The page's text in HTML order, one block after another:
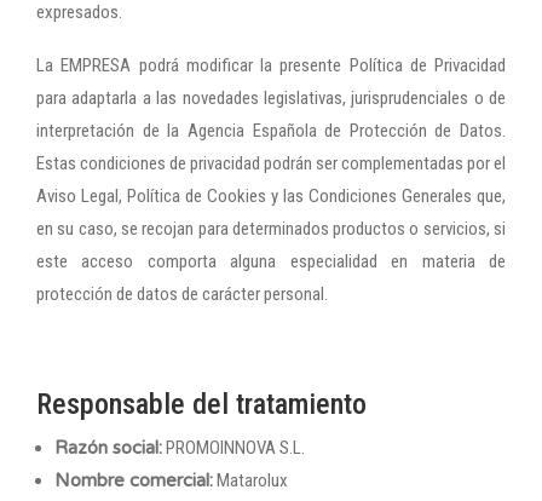
expresados.
La EMPRESA podrá modificar la presente Política de Privacidad
para adaptarla a las novedades legislativas, jurisprudenciales o de
interpretación de la Agencia Española de Protección de Datos.
Estas condiciones de privacidad podrán ser complementadas por el
Aviso Legal, Política de Cookies y las Condiciones Generales que,
en su caso, se recojan para determinados productos o servicios, si
este acceso comporta alguna especialidad en materia de
protección de datos de carácter personal.
Responsable del tratamiento
Razón social:PROMOINNOVA S.L.
Nombre comercial:Matarolux